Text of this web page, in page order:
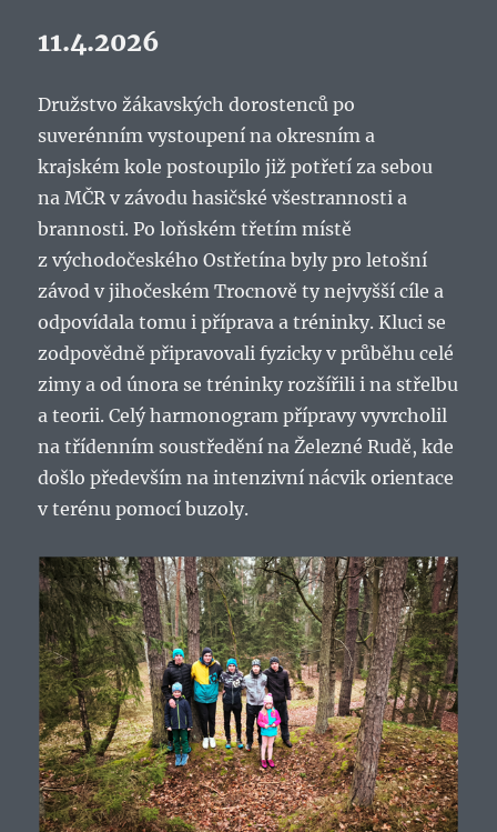
11.4.2026
Družstvo žákavských dorostenců po
suverénním vystoupení na okresním a
krajském kole postoupilo již potřetí za sebou
na MČR v závodu hasičské všestrannosti a
brannosti. Po loňském třetím místě
z východočeského Ostřetína byly pro letošní
závod v jihočeském Trocnově ty nejvyšší cíle a
odpovídala tomu i příprava a tréninky. Kluci se
zodpovědně připravovali fyzicky v průběhu celé
zimy a od února se tréninky rozšířili i na střelbu
a teorii. Celý harmonogram přípravy vyvrcholil
na třídenním soustředění na Železné Rudě, kde
došlo především na intenzivní nácvik orientace
v terénu pomocí buzoly.